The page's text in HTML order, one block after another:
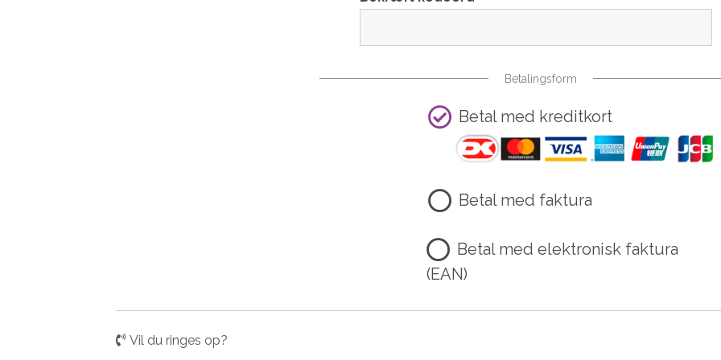
Betalingsform
Betal med kreditkort
Betal med faktura
Betal med elektronisk faktura
(EAN)
Vil du ringes op?